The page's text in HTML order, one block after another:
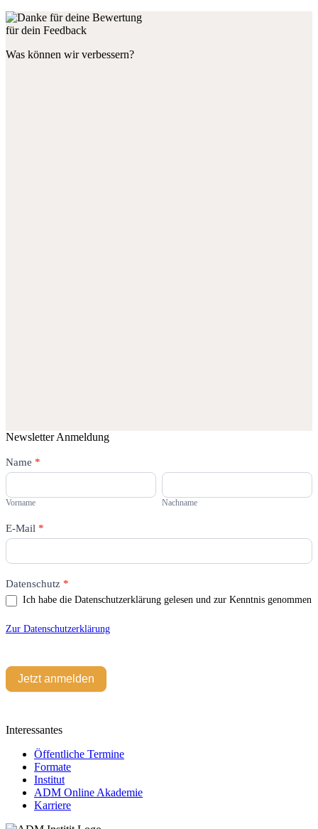
für dein Feedback
Was können wir verbessern?
Newsletter Anmeldung
Newsletter
Name *
Vorname
Vorname
Nachname
Nachname
E-Mail *
Datenschutz *
Ich habe die Datenschutzerklärung gelesen und zur Kenntnis genommen
Zur Datenschutzerklärung
Jetzt anmelden
Falls
Du
bist,
dieses
Feld
Interessantes
Öffentliche Termine
Formate
Institut
ADM Online Akademie
Karriere